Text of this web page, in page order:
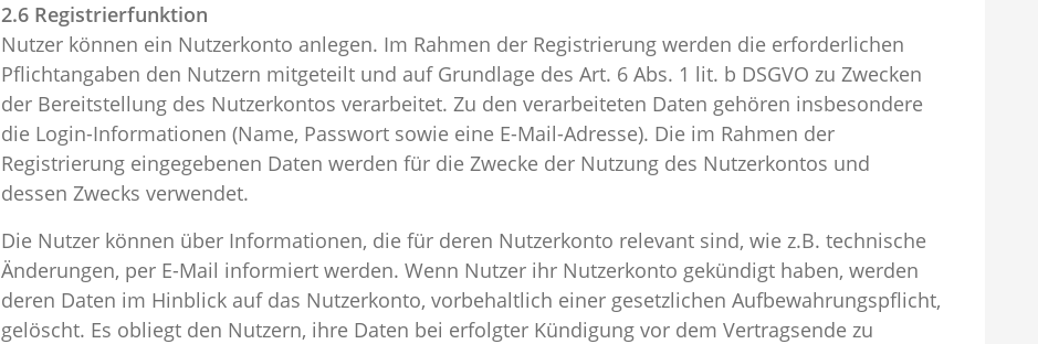
2.6 Registrierfunktion
Nutzer können ein Nutzerkonto anlegen. Im Rahmen der Registrierung werden die erforderlichen
Pflichtangaben den Nutzern mitgeteilt und auf Grundlage des Art. 6 Abs. 1 lit. b DSGVO zu Zwecken
der Bereitstellung des Nutzerkontos verarbeitet. Zu den verarbeiteten Daten gehören insbesondere
die Login-Informationen (Name, Passwort sowie eine E-Mail-Adresse). Die im Rahmen der
Registrierung eingegebenen Daten werden für die Zwecke der Nutzung des Nutzerkontos und
dessen Zwecks verwendet.
Die Nutzer können über Informationen, die für deren Nutzerkonto relevant sind, wie z.B. technische
Änderungen, per E-Mail informiert werden. Wenn Nutzer ihr Nutzerkonto gekündigt haben, werden
deren Daten im Hinblick auf das Nutzerkonto, vorbehaltlich einer gesetzlichen Aufbewahrungspflicht,
gelöscht. Es obliegt den Nutzern, ihre Daten bei erfolgter Kündigung vor dem Vertragsende zu